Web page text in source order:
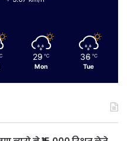
29 ℃
Mon
36 ℃
Tue